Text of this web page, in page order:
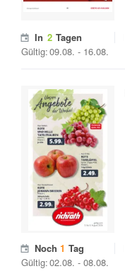
In 2 Tagen
Gültig:09.08. - 16.08.
Noch 1 Tag
Gültig:02.08. - 08.08.